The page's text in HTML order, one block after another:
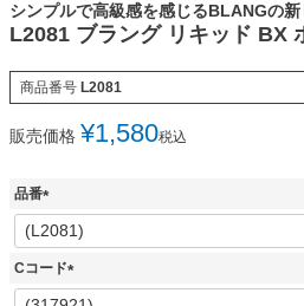
シンプルで高級感を感じるBLANGの
L2081 ブラング リキッド BX
商品番号 L2081
販売価格 ¥1,580税込
品番
(
必
須
Cコード
(